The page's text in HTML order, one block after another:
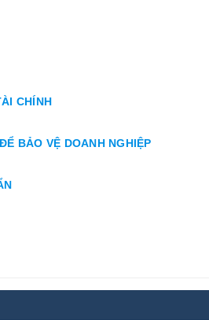
CHÍNH
BẢO VỆ DOANH NGHIỆP